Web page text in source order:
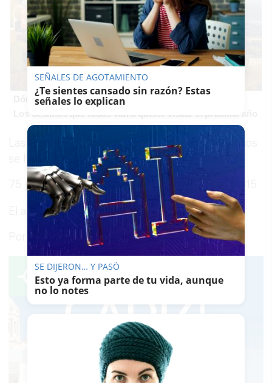
Dónde viajar en 2026
Los destinos que todos van a querer visitar el próximo año
Las cuentas municipales de los últimos doce años
se harán públicas
75 personas fueron atropelladas en Jerez en 2015
El arquitecto del sonido
Por Juan, 20 años no son nada
SEÑALES DE AGOTAMIENTO
¿Te sientes cansado sin razón? Estas
señales lo explican
SE DIJERON… Y PASÓ
Esto ya forma parte de tu vida, aunque
no lo notes